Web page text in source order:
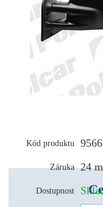
Kód produktu
Záruka 24
Dostupnost